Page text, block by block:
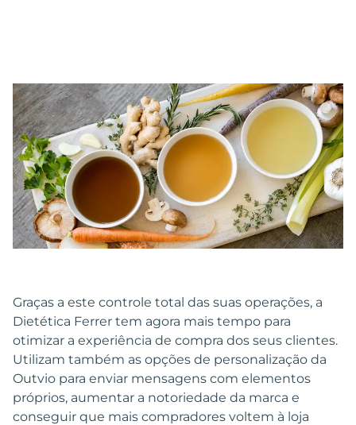
Graças a este controle total das suas operações, a
Dietética Ferrer tem agora mais tempo para
otimizar a experiência de compra dos seus clientes.
Utilizam também as opções de personalização da
Outvio para enviar mensagens com elementos
próprios, aumentar a notoriedade da marca e
conseguir que mais compradores voltem à loja